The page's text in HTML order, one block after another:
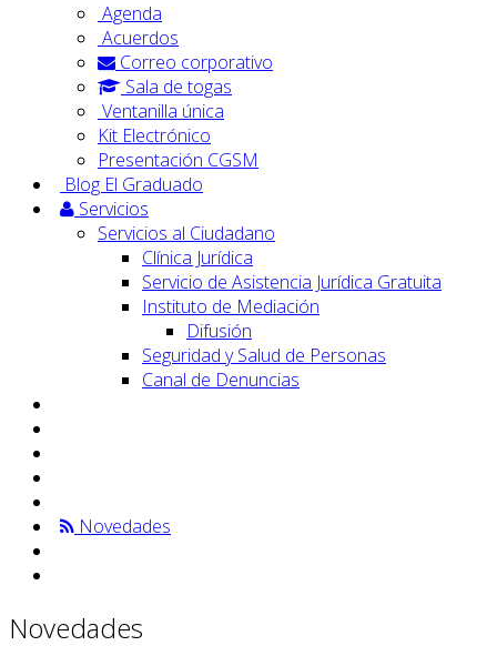
Agenda
Acuerdos
Correo corporativo
Sala de togas
Ventanilla única
Kit Electrónico
Presentación CGSM
Blog El Graduado
Servicios
Servicios al Ciudadano
Clínica Jurídica
Servicio de Asistencia Jurídica Gratuita
Instituto de Mediación
Difusión
Seguridad y Salud de Personas
Canal de Denuncias
Novedades
Novedades